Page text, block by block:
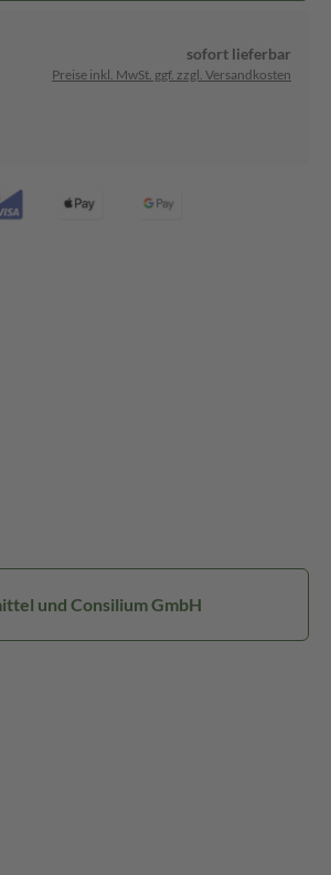
sofort lieferbar
Preise inkl. MwSt. ggf. zzgl. Versandkosten
und Consilium GmbH